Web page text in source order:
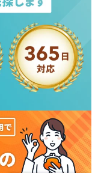
葉に言い換えた
ながら、事故に遭っ
るよう意識していま
え込まず、交通事故
院先を選べるように
く、仕事や学校、家